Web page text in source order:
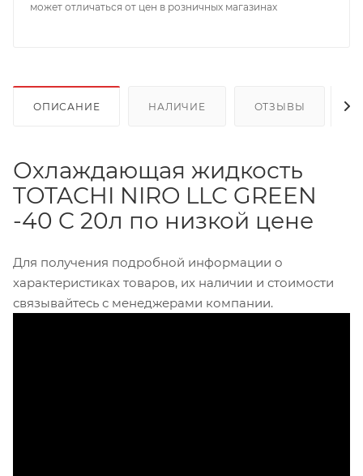
может отличаться от цен в розничных магазинах
ОПИСАНИЕ НАЛИЧИЕ ОТЗЫВЫ
Охлаждающая жидкость
TOTACHI NIRO LLC GREEN
-40 C 20л по низкой цене
Для получения подробной информации о
характеристиках товаров, их наличии и стоимости
связывайтесь с менеджерами компании.